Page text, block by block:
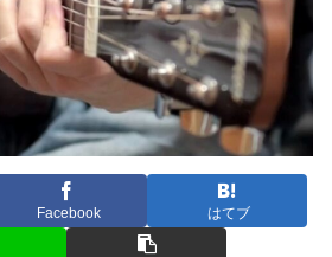
Facebook はてブ